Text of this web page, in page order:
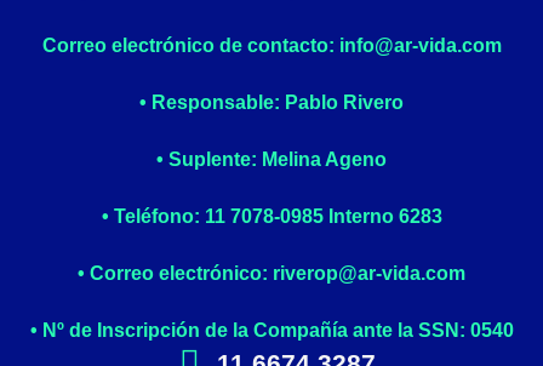
Correo electrónico de contacto: info@ar-vida.com
• Responsable: Pablo Rivero
• Suplente: Melina Ageno
• Teléfono: 11 7078-0985 Interno 6283
• Correo electrónico: riverop@ar-vida.com
• Nº de Inscripción de la Compañía ante la SSN: 0540